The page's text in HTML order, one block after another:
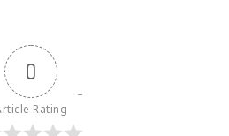
0
Rating